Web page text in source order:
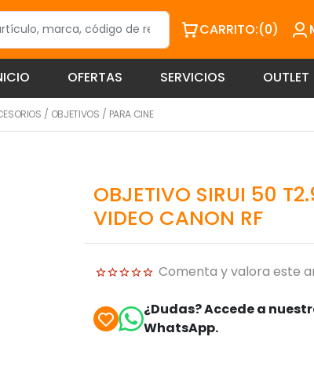
CARRITO:(0)
OFERTAS SERVICIOS OUTLET
/ OBJETIVOS / PARA CINE
OBJETIVO SIRUI 50
VIDEO CANON RF
Comenta y valora este
¿Dudas? Accede a
WhatsApp.